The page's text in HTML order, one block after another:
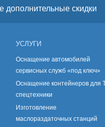
дополнительные скидки
УСЛУГИ
Оснащение автомобилей
сервисных служб «под ключ»
Оснащение контейнеров для
спецтехники
Изготовление
маслораздаточных станций